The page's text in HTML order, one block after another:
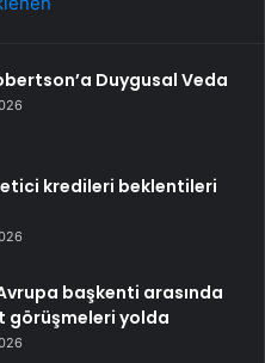
Duygusal Veda
kredileri beklentileri
başkenti arasında
görüşmeleri yolda